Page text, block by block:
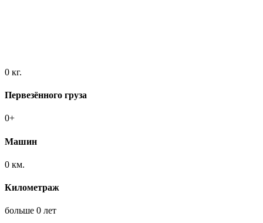
0 кг.
Первезённого груза
0+
Машин
0 км.
Километраж
больше 0 лет